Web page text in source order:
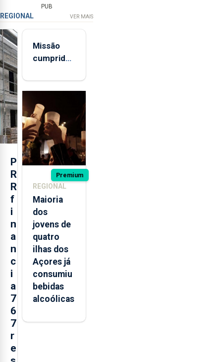
PUB
REGIONAL VER MAIS
P
R
R
f
i
n
a
n
c
i
a
7
6
7
r
e
Missão
cumprida:
açorianos
após
missão na
Roménia
Premium
REGIONAL
Maioria
dos
jovens de
quatro
ilhas dos
Açores já
consumiu
bebidas
alcoólicas